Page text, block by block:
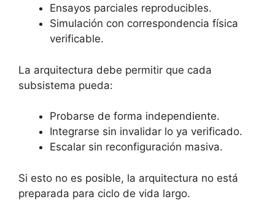
Ensayos parciales reproducibles.
Simulación con correspondencia física
verificable.
La arquitectura debe permitir que cada
subsistema pueda:
Probarse de forma independiente.
Integrarse sin invalidar lo ya verificado.
Escalar sin reconfiguración masiva.
Si esto no es posible, la arquitectura no está
preparada para ciclo de vida largo.